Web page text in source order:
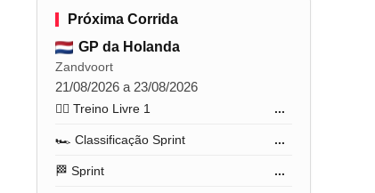
Próxima Corrida
GP da Holanda
Zandvoort
21/08/2026 a 23/08/2026
🏋️‍♂️ Treino Livre 1 ...
🏎️ Classificação Sprint ...
🏁 Sprint ...